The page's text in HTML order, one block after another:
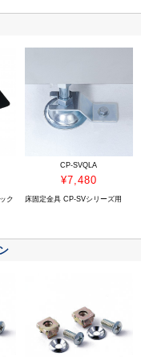
ク
CP-SVQLA
¥7,480
床固定金具 CP-SVシリーズ用